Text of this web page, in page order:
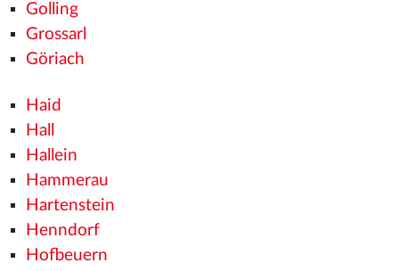
Golling
Grossarl
Göriach
Haid
Hall
Hallein
Hammerau
Hartenstein
Henndorf
Hofbeuern